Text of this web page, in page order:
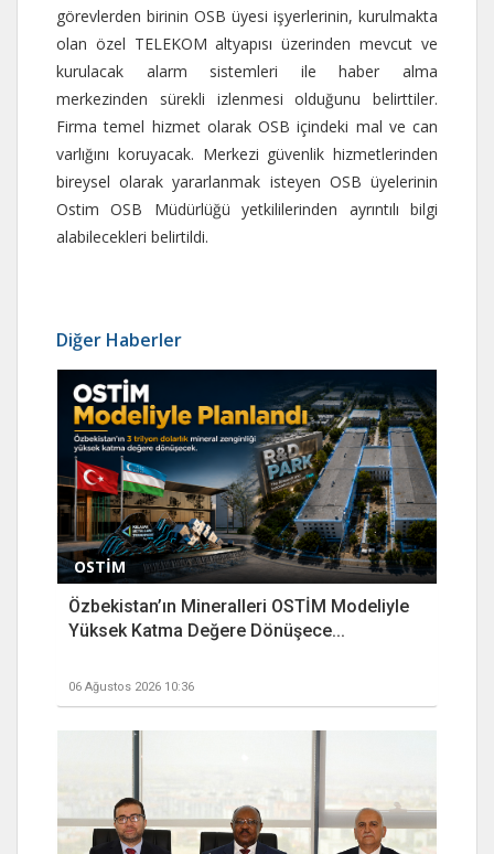
görevlerden birinin OSB üyesi işyerlerinin, kurulmakta
olan özel TELEKOM altyapısı üzerinden mevcut ve
kurulacak alarm sistemleri ile haber alma
merkezinden sürekli izlenmesi olduğunu belirttiler.
Firma temel hizmet olarak OSB içindeki mal ve can
varlığını koruyacak. Merkezi güvenlik hizmetlerinden
bireysel olarak yararlanmak isteyen OSB üyelerinin
Ostim OSB Müdürlüğü yetkililerinden ayrıntılı bilgi
alabilecekleri belirtildi.
Diğer Haberler
OSTİM
Özbekistan’ın Mineralleri OSTİM Modeliyle
Yüksek Katma Değere Dönüşece...
06 Ağustos 2026 10:36